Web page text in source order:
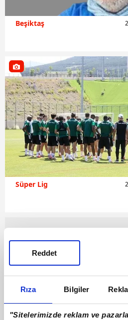
Rıza Bilgiler
"Sitelerimizde reklam ve
Reddet
Beşiktaş
Süper Lig